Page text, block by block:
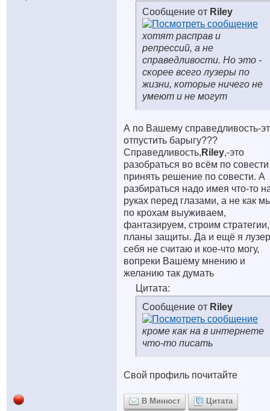
Сообщение от Riley
хотят расправ и
репрессий, а не
справедливости. Но это -
скорее всего лузеры по
жизни, которые ничего не
умеют и не могут
А по Вашему справедливость-
отпустить барыгу???
Справедливость, Riley,-это
разобраться во всём по
принять решение по совести. А
разбираться надо имея что-то
руках перед глазами, а не как
по крохам выуживаем,
фантазируем, строим стратегии,
планы защиты. Да и ещё я
себя не считаю и кое-что могу,
вопреки Вашему мнению и
желанию так думать
Цитата:
Сообщение от Riley
кроме как на в интернете
что-то писать
Свой профиль почитайте
В Минюст
Цитата